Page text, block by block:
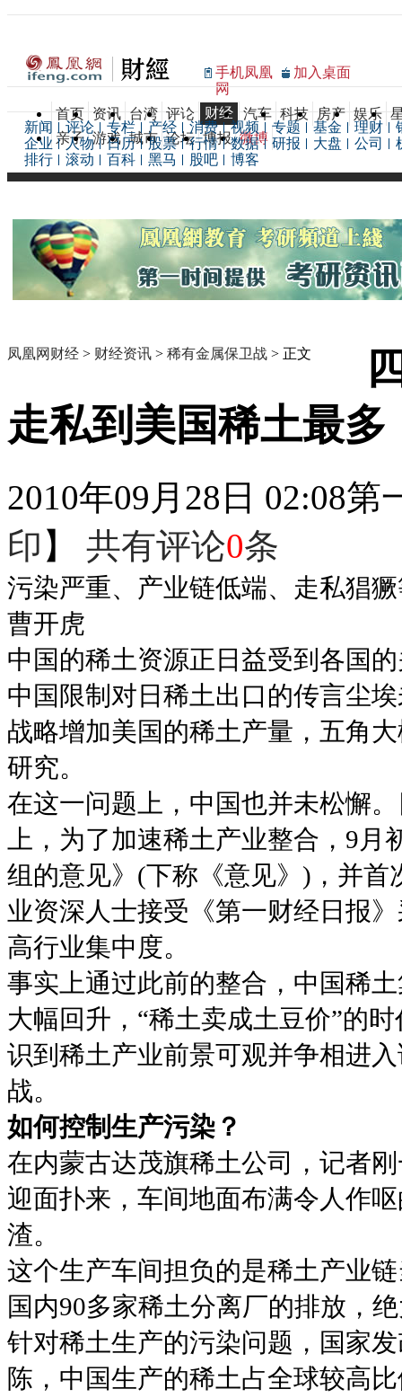
手机凤凰
网
加入桌面
首页 资讯 台湾 评论 财经 汽车 科技 房产 娱乐
亲子 游戏 城市 论坛 博报 微博
新闻 评论 专栏 产经 消费 视频 专题 基金 理财
企业
人物 日历 股票 行情 数据 研报 大盘 公司
排行
滚动 百科 黑马 股吧 博客
凤凰网财经 > 财经资讯 > 稀有金属保卫战 > 正文
走私到美国稀土最多
2010年09月28日 02:08第
印 】 共有评论0条
污染严重、产业链低端、走私猖
曹开虎
中国的稀土资源正日益受到各国
中国限制对日稀土出口的传言尘
战略增加美国的稀土产量，五角
研究。
在这一问题上，中国也并未松懈
上，为了加速稀土产业整合，9
组的意见》(下称《意见》)，并
业资深人士接受《第一财经日报
高行业集中度。
事实上通过此前的整合，中国稀
大幅回升，“稀土卖成土豆价”的
识到稀土产业前景可观并争相进
战。
如何控制生产污染？
在内蒙古达茂旗稀土公司，记者
迎面扑来，车间地面布满令人作
渣。
这个生产车间担负的是稀土产业
国内90多家稀土分离厂的排放，
针对稀土生产的污染问题，国家
陈，中国生产的稀土占全球较高